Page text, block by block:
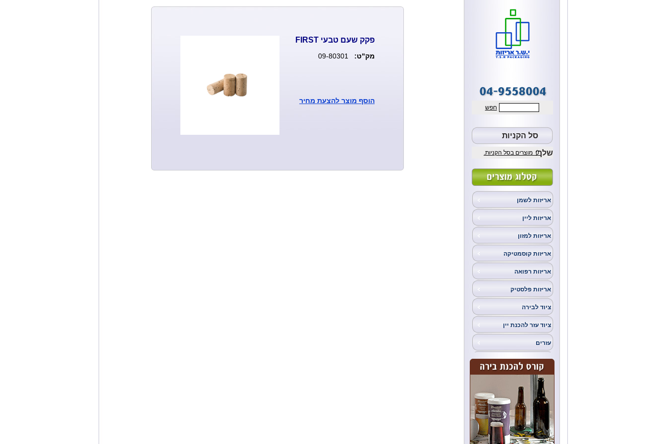
חפש
סל הקניות
שלך:
0 מוצרים בסל הקניות.
אריזות לשמן
אריזות ליין
אריזות למזון
אריזות קוסמטיקה
אריזות רפואה
אריזות פלסטיק
ציוד לבירה
ציוד עזר להכנת יין
עזרים
פקק שעם טבעי FIRST
מק"ט: 09-80301
הוסף מוצר להצעת מחיר